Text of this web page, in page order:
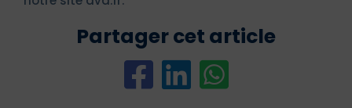
Partager cet article